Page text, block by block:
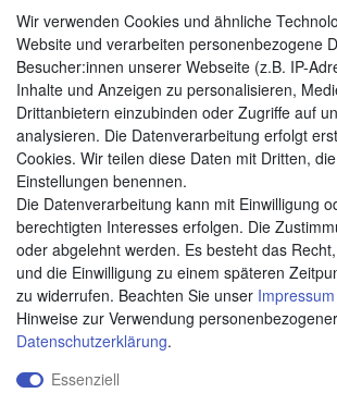
Impressum
Zahlungsarten
Weitere Zahlungsarten:
Kauf auf Rechnung
Vorkasse
Hier sind wir
Wir verwenden Cookies und ähnliche
Website und verarbeiten personenbezogene
Besucher:innen unserer Webseite (z.B. IP-
Inhalte und Anzeigen zu personalisieren,
Drittanbietern einzubinden oder Zugriffe auf
analysieren. Die Datenverarbeitung erfolgt
Cookies. Wir teilen diese Daten mit Dritten,
Einstellungen benennen.
Die Datenverarbeitung kann mit Einwilligung
berechtigten Interesses erfolgen. Die
oder abgelehnt werden. Es besteht das
und die Einwilligung zu einem späteren
zu widerrufen. Beachten Sie unser Impressum
Hinweise zur Verwendung
Daten­schutz­erklärung.
Essenziell